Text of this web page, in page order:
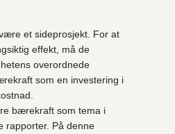
et sideprosjekt. For at
effekt, må de
overordnede
som en investering i
bærekraft som tema i
rapporter. På denne